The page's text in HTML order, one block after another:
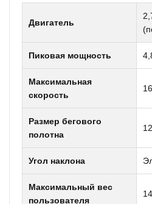
Двигатель
Пиковая мощность
Максимальная
скорость
Размер бегового
полотна
Угол наклона
Максимальный вес
пользователя